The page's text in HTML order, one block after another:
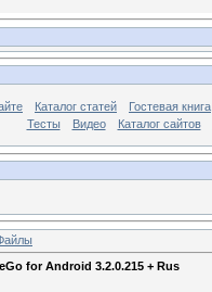
Каталог статей Гостевая книга
Тесты
Видео Каталог сайтов
for Android 3.2.0.215 + Rus